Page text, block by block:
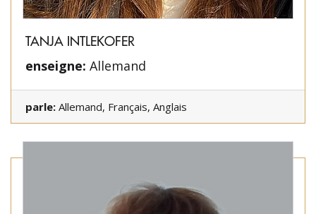
TANJA INTLEKOFER
enseigne: Allemand
parle: Allemand, Français, Anglais